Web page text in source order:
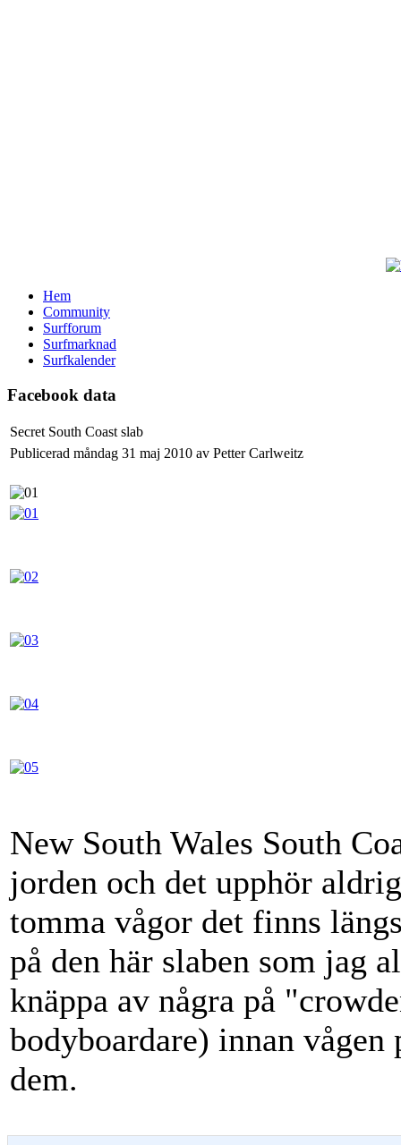
Hem
Community
Surfforum
Surfmarknad
Surfkalender
Facebook data
Secret South Coast slab
Publicerad måndag 31 maj 2010 av Petter Carlweitz
New South Wales South
jorden och det upphör
tomma vågor det finns
på den här slaben som jag
knäppa av några på
bodyboardare) innan
dem.